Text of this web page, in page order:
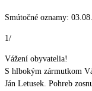
Smútočné oznamy:
1/
Vážení obyvatelia!
S hlbokým zármutkom
Ján Letusek. Pohreb